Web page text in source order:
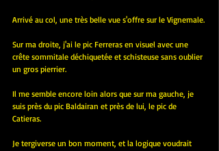
Arrivé au col, une très belle vue s'offre sur le Vignemale.
Sur ma droite, j'ai le pic Ferreras en visuel avec une
crête sommitale déchiquetée et schisteuse sans oublier
un gros pierrier.
Il me semble encore loin alors que sur ma gauche, je
suis près du pic Baldairan et près de lui, le pic de
Catieras.
Je tergiverse un bon moment, et la logique voudrait